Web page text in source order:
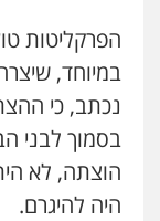
הפרקליטות
במיוחד,
נכתב, כי
בסמוך לבני
הוצתה, לא
היה להיגרם.